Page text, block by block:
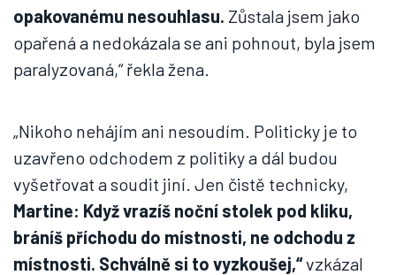
opakovanému nesouhlasu. Zůstala jsem jako
opařená a nedokázala se ani pohnout, byla jsem
paralyzovaná,“ řekla žena.
„Nikoho nehájím ani nesoudím. Politicky je to
uzavřeno odchodem z politiky a dál budou
vyšetřovat a soudit jiní. Jen čistě technicky,
Martine: Když vrazíš noční stolek pod kliku,
bráníš příchodu do místnosti, ne odchodu z
místnosti. Schválně si to vyzkoušej,“vzkázal